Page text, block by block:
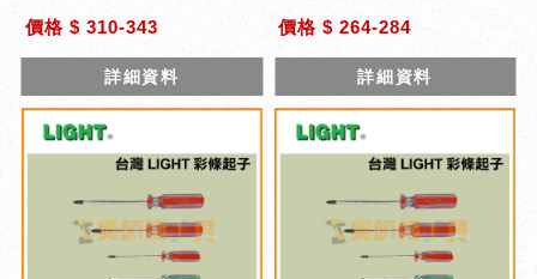
價格 $ 310-343
詳細資料
價格 $ 264-284
詳細資料